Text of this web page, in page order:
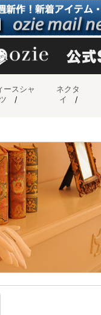
ースシャ
ツ /
ネクタ
イ
/